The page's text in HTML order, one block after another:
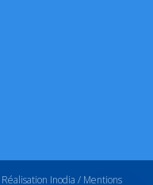
Réalisation Inodia / Mentions